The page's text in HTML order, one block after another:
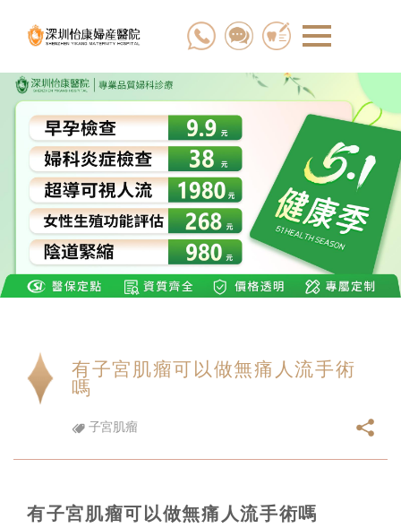
有子宮肌瘤可以做無痛人流手術
嗎
子宮肌瘤
有子宮肌瘤可以做無痛人流手術嗎